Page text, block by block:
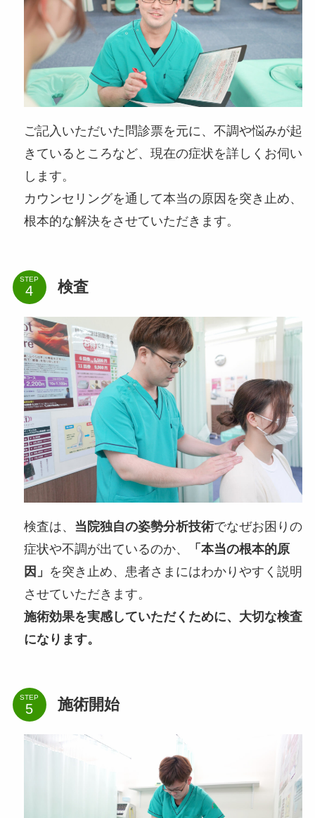
ご記入いただいた問診票を元に、不調や悩みが起
きているところなど、現在の症状を詳しくお伺い
します。
カウンセリングを通して本当の原因を突き止め、
根本的な解決をさせていただきます。
STEP 検査
検査は、 当院独自の姿勢分析技術でなぜお困りの
症状や不調が出ているのか、
「本当の根本的原
因」 を突き止め、患者さまにはわかりやすく説明
させていただきます。
施術効果を実感していただくために、大切な検査
になります。
STEP 施術開始